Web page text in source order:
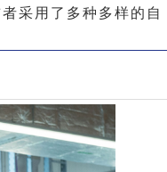
采用了多种多样的自